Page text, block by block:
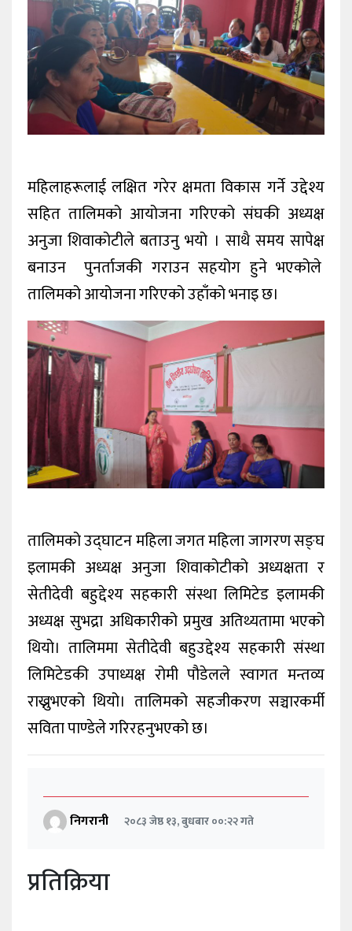
महिलाहरूलाई लक्षित गरेर क्षमता विकास गर्ने उद्देश्य
सहित तालिमको आयोजना गरिएको संघकी अध्यक्ष
अनुजा शिवाकोटीले बताउनु भयो । साथै समय सापेक्ष
बनाउन पुनर्ताजकी गराउन सहयोग हुने भएकोले
तालिमको आयोजना गरिएको उहाँको भनाइ छ।
तालिमको उद्घाटन महिला जगत महिला जागरण सङ्घ
इलामकी अध्यक्ष अनुजा शिवाकोटीको अध्यक्षता र
सेतीदेवी बहुद्देश्य सहकारी संस्था लिमिटेड इलामकी
अध्यक्ष सुभद्रा अधिकारीको प्रमुख अतिथ्यतामा भएको
थियो। तालिममा सेतीदेवी बहुउद्देश्य सहकारी संस्था
लिमिटेडकी उपाध्यक्ष रोमी पौडेलले स्वागत मन्तव्य
राख्नुभएको थियो। तालिमको सहजीकरण सञ्चारकर्मी
सविता पाण्डेले गरिरहनुभएको छ।
निगरानी २०८३ जेष्ठ १३, बुधबार ००:२२ गते
प्रतिक्रिया